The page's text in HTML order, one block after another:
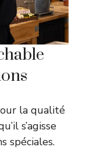
la qualité
s’agisse
spéciales.